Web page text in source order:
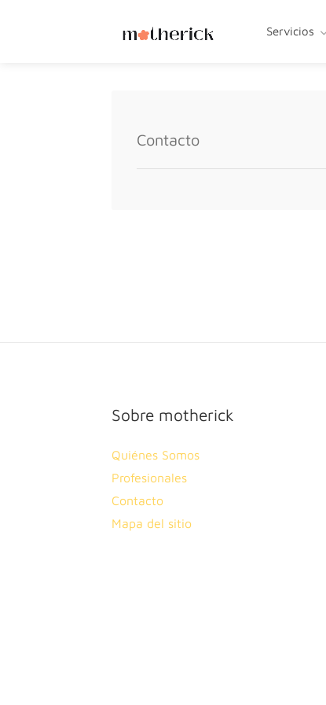
Servicios
Contacto
Sobre motherick
Quiénes Somos
Profesionales
Contacto
Mapa del sitio